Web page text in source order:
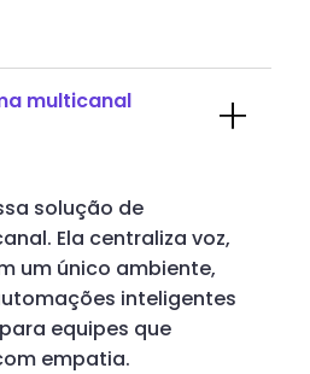
multicanal
solução de
Ela centraliza voz,
um único ambiente,
inteligentes
equipes que
empatia.